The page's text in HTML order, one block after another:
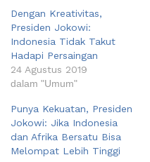
Dengan Kreativitas,
Presiden Jokowi:
Indonesia Tidak Takut
Hadapi Persaingan
24 Agustus 2019
dalam "Umum"
Punya Kekuatan, Presiden
Jokowi: Jika Indonesia
dan Afrika Bersatu Bisa
Melompat Lebih Tinggi